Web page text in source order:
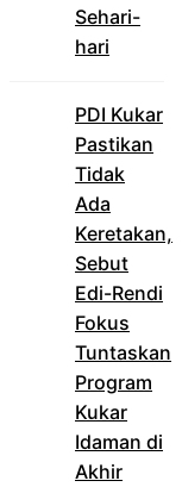
Sehari-
hari
PDI Kukar
Pastikan
Tidak
Ada
Keretakan,
Sebut
Edi-Rendi
Fokus
Tuntaskan
Program
Kukar
Idaman di
Akhir